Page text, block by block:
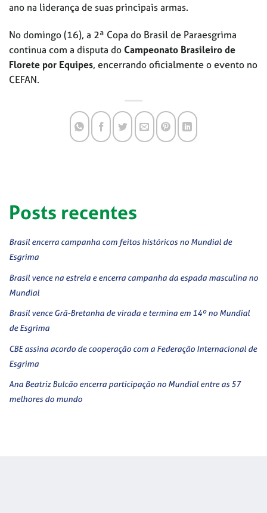
ano na liderança de suas principais armas.
No domingo (16), a 2ª Copa do Brasil de Paraesgrima
continua com a disputa doCampeonato Brasileiro de
Florete por Equipes, encerrando oficialmente o evento no
CEFAN.
Posts recentes
Brasil encerra campanha com feitos históricos no Mundial de
Esgrima
Brasil vence na estreia e encerra campanha da espada masculina no
Mundial
Brasil vence Grã-Bretanha de virada e termina em 14º no Mundial
de Esgrima
CBE assina acordo de cooperação com a Federação Internacional de
Esgrima
Ana Beatriz Bulcão encerra participação no Mundial entre as 57
melhores do mundo